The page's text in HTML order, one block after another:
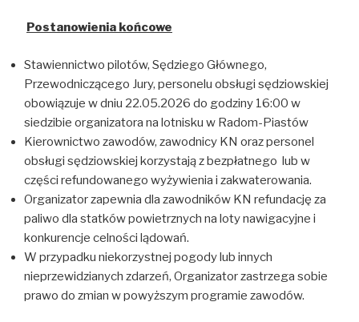
Postanowienia końcowe
Stawiennictwo pilotów, Sędziego Głównego,
Przewodniczącego Jury, personelu obsługi sędziowskiej
obowiązuje w dniu 22.05.2026 do godziny 16:00 w
siedzibie organizatora na lotnisku w Radom-Piastów
Kierownictwo zawodów, zawodnicy KN oraz personel
obsługi sędziowskiej korzystają z bezpłatnego lub w
części refundowanego wyżywienia i zakwaterowania.
Organizator zapewnia dla zawodników KN refundację za
paliwo dla statków powietrznych na loty nawigacyjne i
konkurencje celności lądowań.
W przypadku niekorzystnej pogody lub innych
nieprzewidzianych zdarzeń, Organizator zastrzega sobie
prawo do zmian w powyższym programie zawodów.